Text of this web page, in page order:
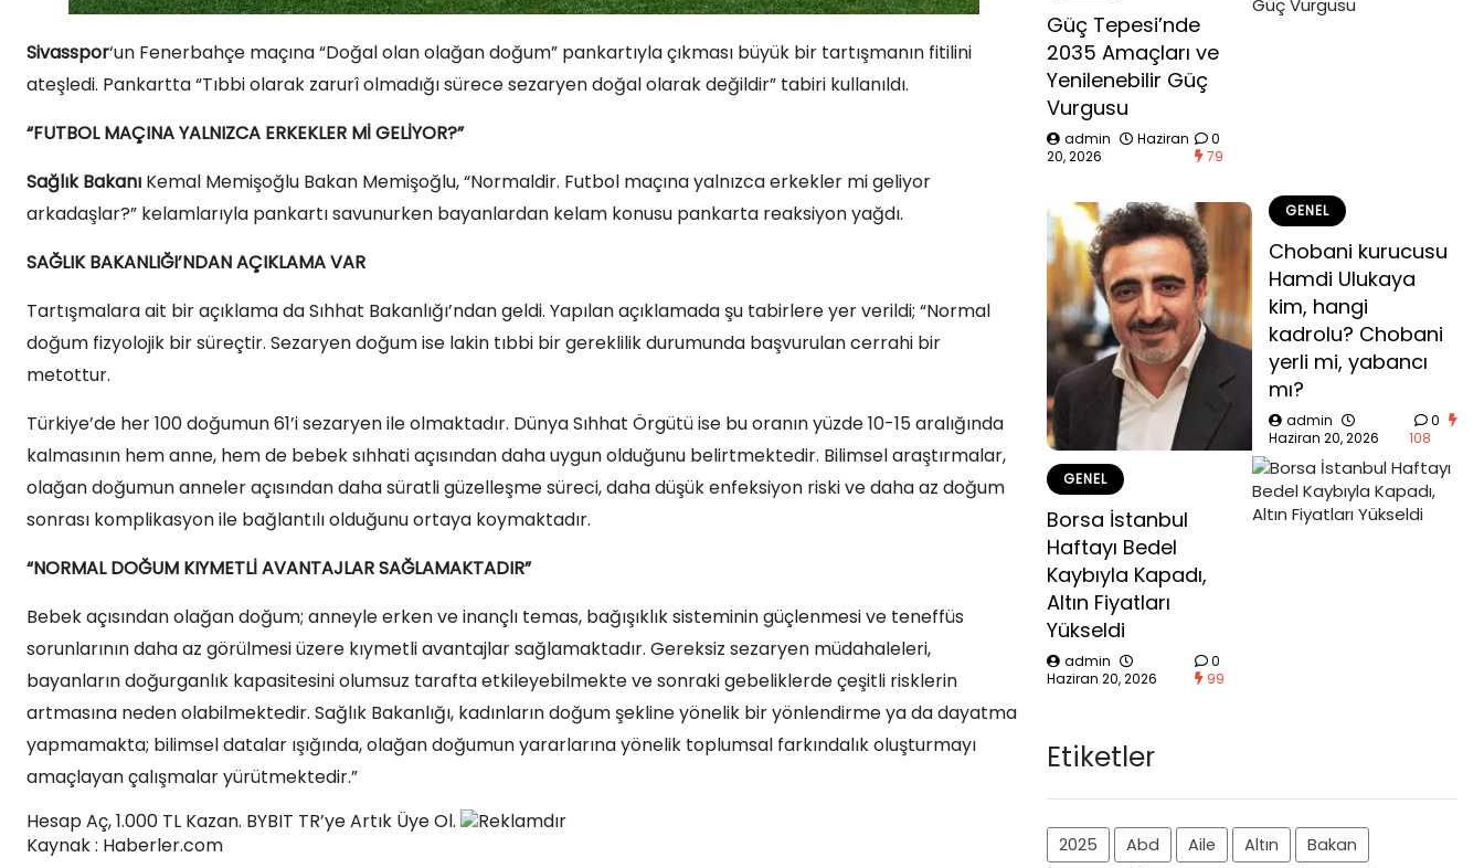
Sivasspor‘un Fenerbahçe maçına “Doğal olan olağan doğum” pankartıyla çıkması büyük bir tartışmanın fitilini
ateşledi. Pankartta “Tıbbi olarak zarurî olmadığı sürece sezaryen doğal olarak değildir” tabiri kullanıldı.
“FUTBOL MAÇINA YALNIZCA ERKEKLER Mİ GELİYOR?”
Sağlık Bakanı Kemal Memişoğlu Bakan Memişoğlu, “Normaldir. Futbol maçına yalnızca erkekler mi geliyor
arkadaşlar?” kelamlarıyla pankartı savunurken bayanlardan kelam konusu pankarta reaksiyon yağdı.
SAĞLIK BAKANLIĞI’NDAN AÇIKLAMA VAR
Tartışmalara ait bir açıklama da Sıhhat Bakanlığı’ndan geldi. Yapılan açıklamada şu tabirlere yer verildi; “Normal
doğum fizyolojik bir süreçtir. Sezaryen doğum ise lakin tıbbi bir gereklilik durumunda başvurulan cerrahi bir
metottur.
Türkiye’de her 100 doğumun 61’i sezaryen ile olmaktadır. Dünya Sıhhat Örgütü ise bu oranın yüzde 10-15 aralığında
kalmasının hem anne, hem de bebek sıhhati açısından daha uygun olduğunu belirtmektedir. Bilimsel araştırmalar,
olağan doğumun anneler açısından daha süratli güzelleşme süreci, daha düşük enfeksiyon riski ve daha az doğum
sonrası komplikasyon ile bağlantılı olduğunu ortaya koymaktadır.
“NORMAL DOĞUM KIYMETLİ AVANTAJLAR SAĞLAMAKTADIR”
Bebek açısından olağan doğum; anneyle erken ve inançlı temas, bağışıklık sisteminin güçlenmesi ve teneffüs
sorunlarının daha az görülmesi üzere kıymetli avantajlar sağlamaktadır. Gereksiz sezaryen müdahaleleri,
bayanların doğurganlık kapasitesini olumsuz tarafta etkileyebilmekte ve sonraki gebeliklerde çeşitli risklerin
artmasına neden olabilmektedir. Sağlık Bakanlığı, kadınların doğum şekline yönelik bir yönlendirme ya da dayatma
yapmamakta; bilimsel datalar ışığında, olağan doğumun yararlarına yönelik toplumsal farkındalık oluşturmayı
amaçlayan çalışmalar yürütmektedir.”
Hesap Aç, 1.000 TL Kazan. BYBIT TR’ye Artık Üye Ol.
Reklamdır
Kaynak : Haberler.com
Güç Tepesi’nde
2035 Amaçları ve
Yenilenebilir Güç
Vurgusu
admin
Haziran
20, 2026
0
79
GENEL
Chobani kurucusu
Hamdi Ulukaya
kim, hangi
kadrolu? Chobani
yerli mi, yabancı
mı?
admin
Haziran 20, 2026
0
108
GENEL
Borsa İstanbul
Haftayı Bedel
Kaybıyla Kapadı,
Altın Fiyatları
Yükseldi
admin
Haziran 20, 2026
0
99
Etiketler
2025 Abd Aile Altın
Bakan